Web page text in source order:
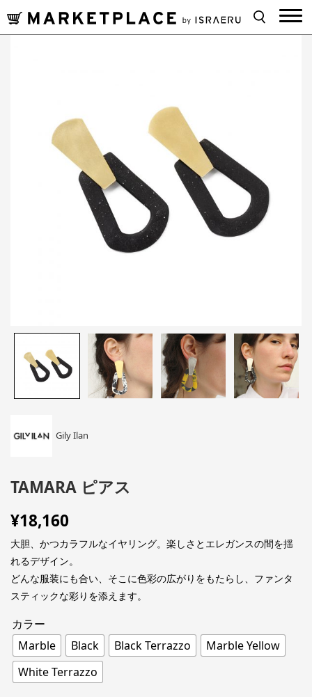
Gily Ilan
TAMARA ピアス
¥18,160
大胆、かつカラフルなイヤリング。楽しさとエレガンスの間を揺
れるデザイン。
どんな服装にも合い、そこに色彩の広がりをもたらし、ファンタ
スティックな彩りを添えます。
カラー
Marble
Black Black Terrazzo
Marble Yellow
White Terrazzo